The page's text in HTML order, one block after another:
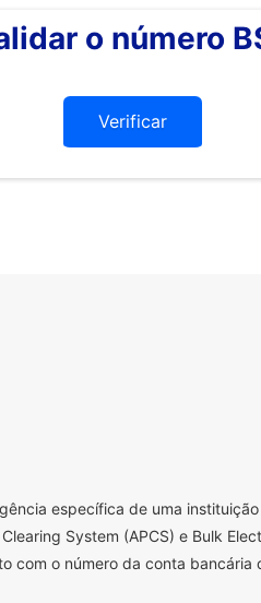
o número
Verificar
específica de uma
System (APCS) e Bulk
com o número da conta bancária